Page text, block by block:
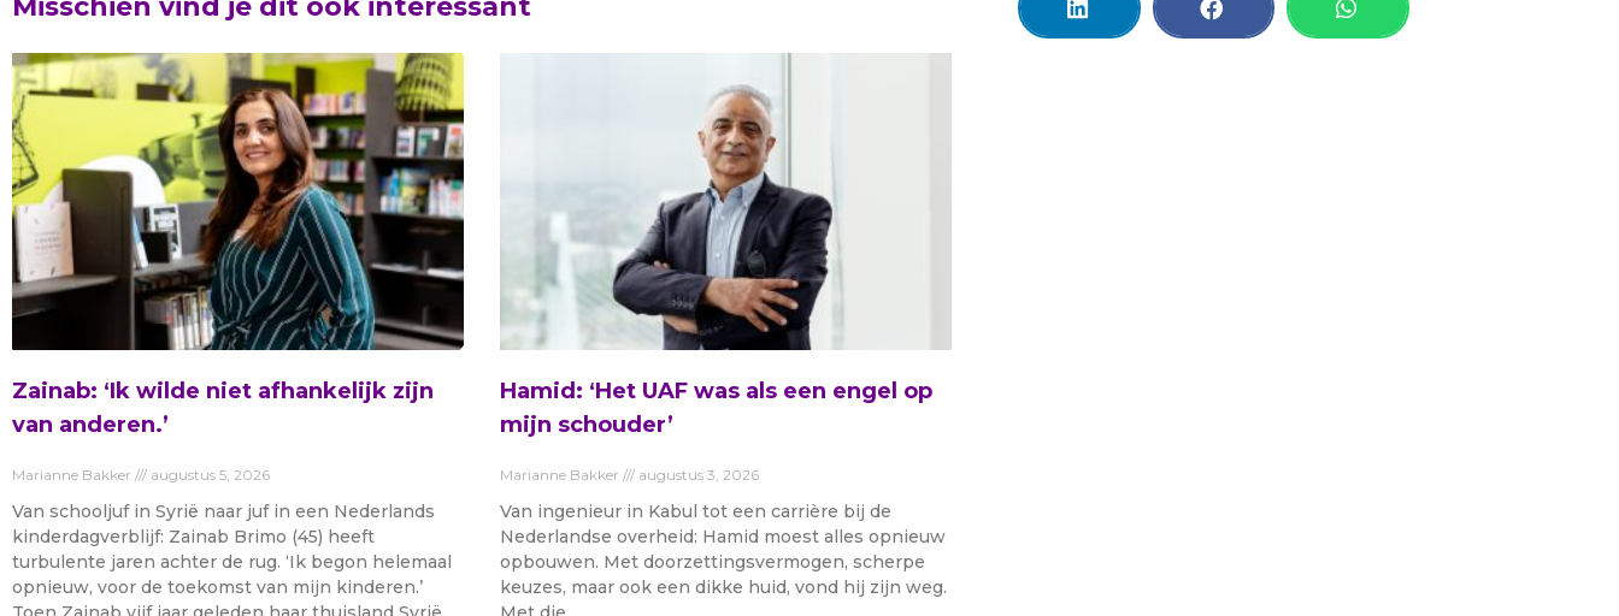
Zainab: ‘Ik wilde niet afhankelijk zijn
van anderen.’
Marianne Bakker augustus 5, 2026
Van schooljuf in Syrië naar juf in een Nederlands
kinderdagverblijf: Zainab Brimo (45) heeft
turbulente jaren achter de rug. ‘Ik begon helemaal
opnieuw, voor de toekomst van mijn kinderen.’
Hamid: ‘Het UAF was als een engel op
mijn schouder’
Marianne Bakker augustus 3, 2026
Van ingenieur in Kabul tot een carrière bij de
Nederlandse overheid: Hamid moest alles opnieuw
opbouwen. Met doorzettingsvermogen, scherpe
keuzes, maar ook een dikke huid, vond hij zijn weg.